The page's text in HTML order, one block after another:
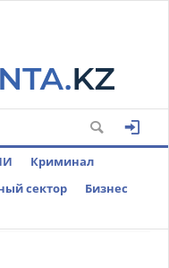
Криминал
сектор
Бизнес